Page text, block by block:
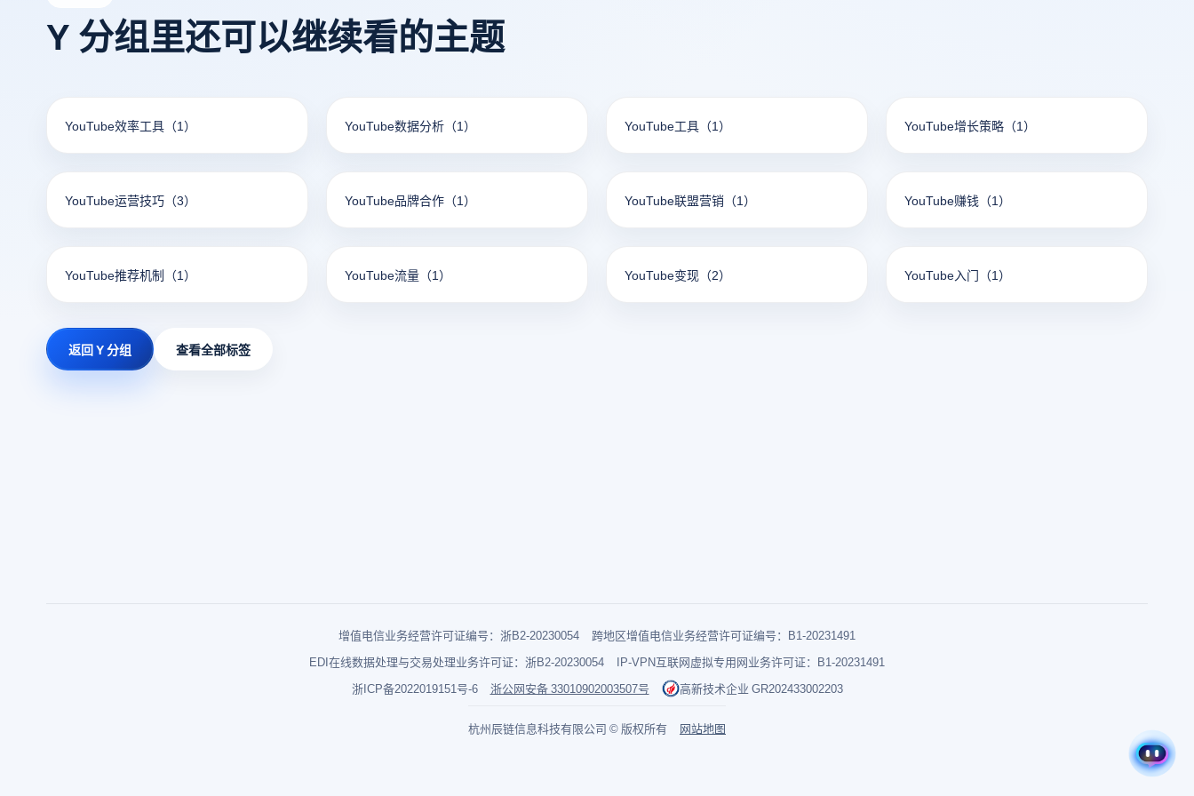
Y 分组里还可以继续看的主题
YouTube效率工具 （1） YouTube数据分析 （1） YouTube工具 （1） YouTube增长策略 （1）
YouTube运营技巧 （3） YouTube品牌合作 （1） YouTube联盟营销 （1） YouTube赚钱 （1）
YouTube推荐机制 （1） YouTube流量 （1） YouTube变现 （2） YouTube入门 （1）
返回 Y 分组 查看全部标签
增值电信业务经营许可证编号：浙B2-20230054
跨地区增值电信业务经营许可证编号：B1-20231491
EDI在线数据处理与交易处理业务许可证：浙B2-20230054
IP-VPN互联网虚拟专用网业务许可证：B1-20231491
浙ICP备2022019151号-6
浙公网安备 33010902003507号 高新技术企业 GR202433002203
杭州辰链信息科技有限公司 © 版权所有 网站地图